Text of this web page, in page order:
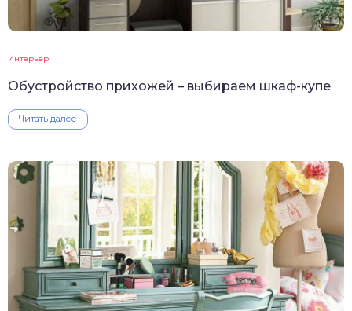
Интерьер
Обустройство прихожей – выбираем шкаф-купе
Читать далее